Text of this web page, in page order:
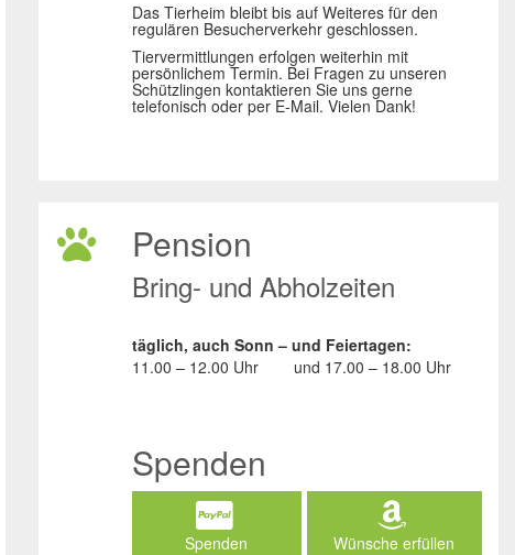
Das Tierheim bleibt bis auf Weiteres für den
regulären Besucherverkehr geschlossen.
Tiervermittlungen erfolgen weiterhin mit
persönlichem Termin. Bei Fragen zu unseren
Schützlingen kontaktieren Sie uns gerne
telefonisch oder per E-Mail. Vielen Dank!
Pension
Bring- und Abholzeiten
täglich, auch Sonn – und Feiertagen:
11.00 – 12.00 Uhr
und 17.00 – 18.00 Uhr
Spenden
Spenden Wünsche erfüllen